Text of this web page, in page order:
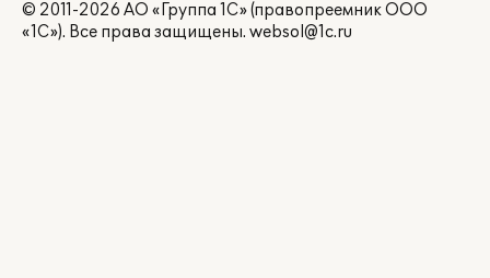
© 2011-2026 АО «Группа 1С» (правопреемник ООО
«1С»). Все права защищены. websol@1c.ru